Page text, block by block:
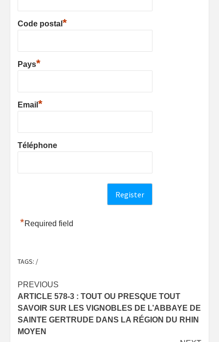
Code postal *
Pays*
Email *
Téléphone
*Required field
TAGS: /
Post
navigation
PREVIOUS
ARTICLE 578-3 : TOUT OU PRESQUE TOUT
SAVOIR SUR LES VIGNOBLES DE L’ABBAYE DE
SAINTE GERTRUDE DANS LA RÉGION DU RHIN
MOYEN